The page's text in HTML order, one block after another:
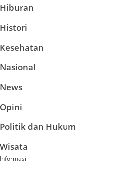
Hiburan
Histori
Kesehatan
Nasional
News
Opini
Politik dan Hukum
Wisata
Informasi